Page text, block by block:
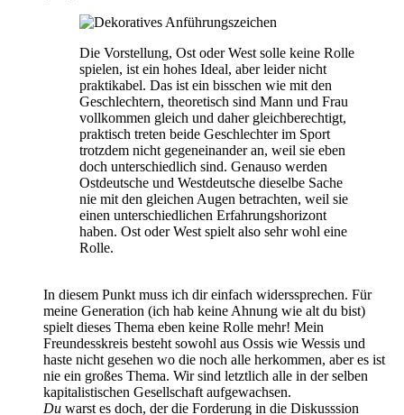
Die Vorstellung, Ost oder West solle keine Rolle
spielen, ist ein hohes Ideal, aber leider nicht
praktikabel. Das ist ein bisschen wie mit den
Geschlechtern, theoretisch sind Mann und Frau
vollkommen gleich und daher gleichberechtigt,
praktisch treten beide Geschlechter im Sport
trotzdem nicht gegeneinander an, weil sie eben
doch unterschiedlich sind. Genauso werden
Ostdeutsche und Westdeutsche dieselbe Sache
nie mit den gleichen Augen betrachten, weil sie
einen unterschiedlichen Erfahrungshorizont
haben. Ost oder West spielt also sehr wohl eine
Rolle.
In diesem Punkt muss ich dir einfach widerssprechen. Für
meine Generation (ich hab keine Ahnung wie alt du bist)
spielt dieses Thema eben keine Rolle mehr! Mein
Freundesskreis besteht sowohl aus Ossis wie Wessis und
haste nicht gesehen wo die noch alle herkommen, aber es ist
nie ein großes Thema. Wir sind letztlich alle in der selben
kapitalistischen Gesellschaft aufgewachsen.
Du warst es doch, der die Forderung in die Diskusssion